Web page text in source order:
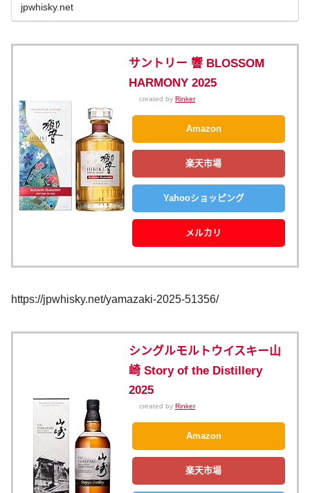
jpwhisky.net
サントリー 響 BLOSSOM
HARMONY 2025
created by Rinker
Amazon
楽天市場
Yahooショッピング
メルカリ
https://jpwhisky.net/yamazaki-2025-51356/ ‎
シングルモルトウイスキー山
崎 Story of the Distillery
2025
created by Rinker
Amazon
楽天市場